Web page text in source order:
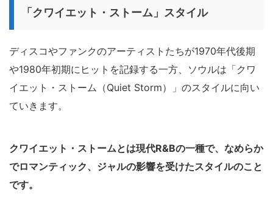
「クワイエット・ストーム」スタイル
ディスコやファンクのアーティストたちが1970年代後期
や1980年初期にヒットを記録する一方、ソウルは「クワ
イエット・ストーム（Quiet Storm）」のスタイルに向い
ていきます。
クワイエット・ストームとは現代R&Bの一種で、なめらか
でロマンティック、ジャルの影響を受けたスタイルのこと
です。